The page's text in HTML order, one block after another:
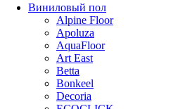
Виниловый пол
Alpine Floor
Apoluza
AquaFloor
Art East
Betta
Bonkeel
Decoria